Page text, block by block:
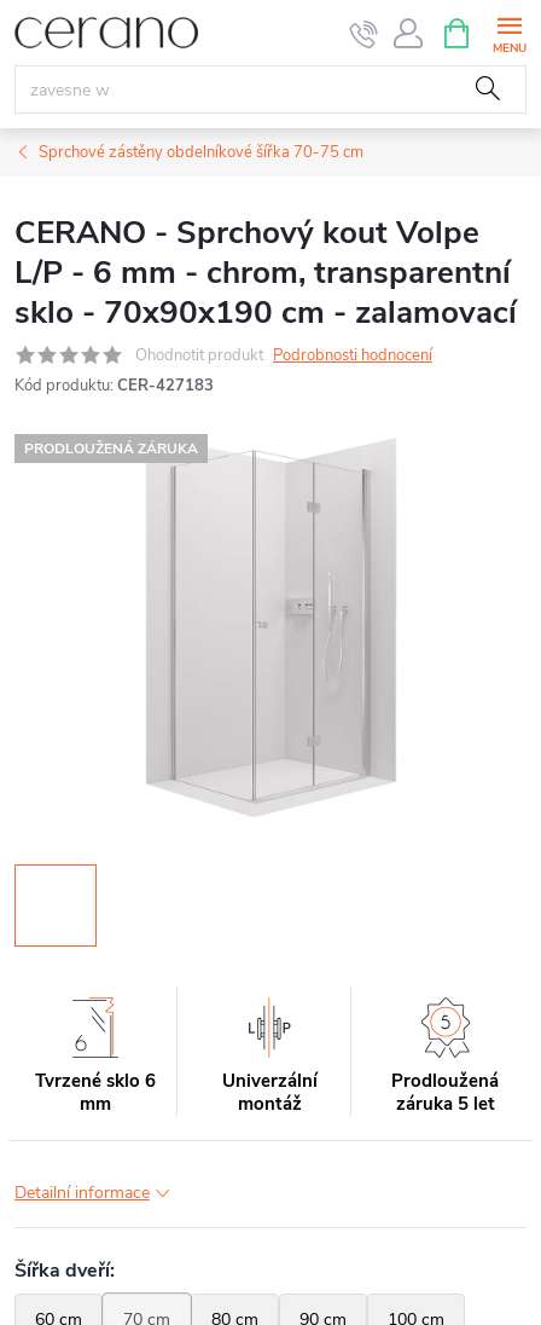
Přejít
na
obsah
NÁKUPNÍ
KOŠÍK
Sprchové zástěny obdelníkové šířka 70-75 cm
CERANO - Sprchový kout Volpe
L/P - 6 mm - chrom, transparentní
sklo - 70x90x190 cm - zalamovací
Ohodnotit produkt Podrobnosti hodnocení
Kód produktu: CER-427183
PRODLOUŽENÁ ZÁRUKA
Tvrzené sklo 6
mm
Univerzální
montáž
Prodloužená
záruka 5 let
Detailní informace